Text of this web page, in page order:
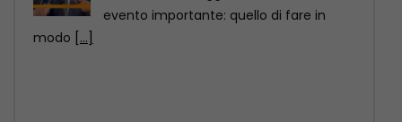
Comazzi “Gli animali non si abbandonano,
denunciate chi lo fa”